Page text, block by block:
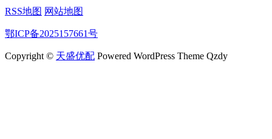
RSS地图 网站地图
鄂ICP备2025157661号
Copyright © 天盛优配 Powered WordPress Theme Qzdy